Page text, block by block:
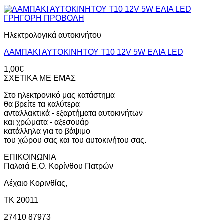
ΓΡΗΓΟΡΗ ΠΡΟΒΟΛΗ
Ηλεκτρολογικά αυτοκινήτου
ΛΑΜΠΑΚΙ ΑΥΤΟΚΙΝΗΤΟΥ T10 12V 5W EΛΙΑ LED
1,00€
ΣΧΕΤΙΚΑ ΜΕ ΕΜΑΣ
Στο ηλεκτρονικό μας κατάστημα
θα βρείτε τα καλύτερα
ανταλλακτικά - εξαρτήματα αυτοκινήτων
και χρώματα - αξεσουάρ
κατάλληλα για το βάψιμο
του χώρου σας και του αυτοκινήτου σας.
ΕΠΙΚΟΙΝΩΝΙΑ
Παλαιά Ε.Ο. Κορίνθου Πατρών
Λέχαιο Κορινθίας,
ΤΚ 20011
27410 87973